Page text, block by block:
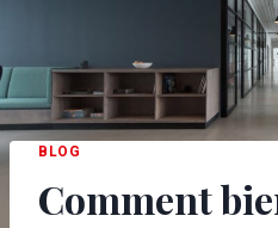
BLOG
Comment